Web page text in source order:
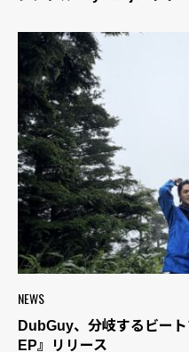
NEWS
DubGuy、分岐するビー
EP』リリース